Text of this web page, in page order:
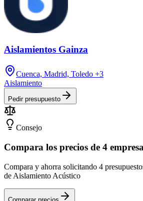
Aislamientos Gainza
Cuenca, Madrid, Toledo +3
Aislamiento
Pedir presupuesto
Consejo
Compara los precios de 4
Compara y ahorra solicitando 4
de Aislamiento Acústico
Comparar precios